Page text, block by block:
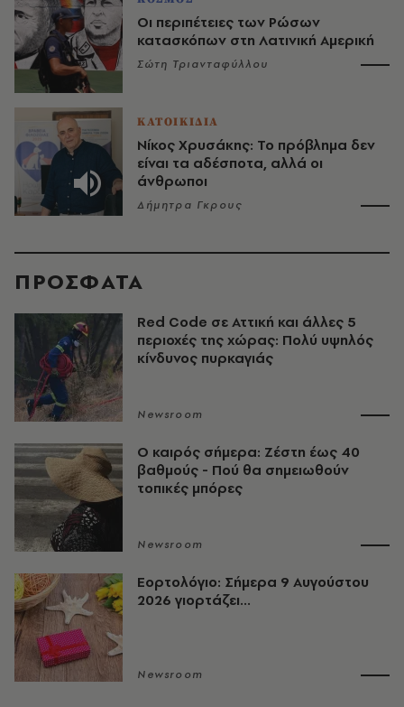
Οι περιπέτειες των Ρώσων
κατασκόπων στη Λατινική Αμερική
Σώτη Τριανταφύλλου
ΚΑΤΟΙΚΙΔΙΑ
Νίκος Χρυσάκης: Το πρόβλημα δεν
είναι τα αδέσποτα, αλλά οι
άνθρωποι
Δήμητρα Γκρους
ΠΡΟΣΦΑΤΑ
Red Code σε Αττική και άλλες 5
περιοχές της χώρας: Πολύ υψηλός
κίνδυνος πυρκαγιάς
Newsroom
O καιρός σήμερα: Ζέστη έως 40
βαθμούς - Πού θα σημειωθούν
τοπικές μπόρες
Newsroom
Εορτολόγιο: Σήμερα 9 Αυγούστου
2026 γιορτάζει...
Newsroom